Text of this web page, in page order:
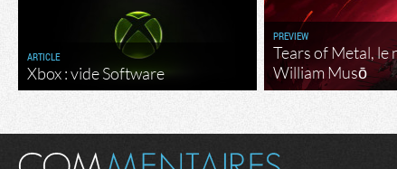
ARTICLE
Xbox : vide Software
PREVIEW
Tears of Metal, le
William Musō